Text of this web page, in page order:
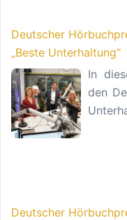
Deutscher
„Beste Unterhaltung“
In
den
Deutscher